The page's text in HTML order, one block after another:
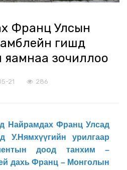
Франц Улсын
гишүүд
зочиллоо
21 286
Найрамдах Франц Улсад
У.Нямхүүгийн урилгаар
доод танхим –
дахь Франц – Монголын